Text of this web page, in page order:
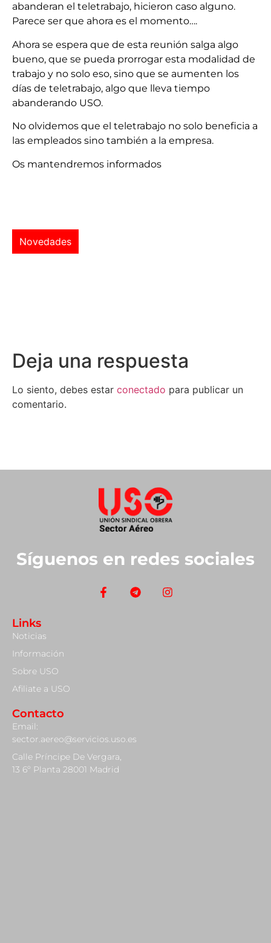
abanderan el teletrabajo, hicieron caso alguno.
Parece ser que ahora es el momento….
Ahora se espera que de esta reunión salga algo
bueno, que se pueda prorrogar esta modalidad de
trabajo y no solo eso, sino que se aumenten los
días de teletrabajo, algo que lleva tiempo
abanderando USO.
No olvidemos que el teletrabajo no solo beneficia a
las empleados sino también a la empresa.
Os mantendremos informados
Novedades
Deja una respuesta
Lo siento, debes estar conectado para publicar un
comentario.
Síguenos en redes sociales
Links
Noticias
Información
Sobre USO
Afiliate a USO
Contacto
Email:
sector.aereo@servicios.uso.es
Calle Príncipe De Vergara,
13 6º Planta 28001 Madrid